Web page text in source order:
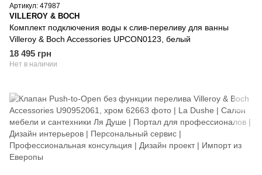
Артикул: 47987
VILLEROY & BOCH
Комплект подключения воды к слив-переливу для ванны
Villeroy & Boch Accessories UPCON0123, белый
18 495 грн
Нет в наличии